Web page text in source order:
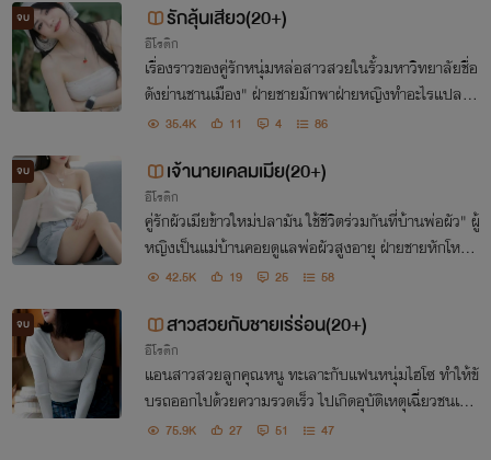
จบ รักลุ้นเสียว(20+)
อีโรติก
เรื่องราวของคู่รักหนุ่มหล่อสาวสวยในรั้วมหาวิทยาลัยชื่อ
ดังย่านชานเมือง" ฝ่ายชายมักพาฝ่ายหญิงทำอะไรแปลกๆ
พิศดารไม่ค่อยเหมือนชาวบ้านชาวช่อง ตอนแรกๆทำเล่น
อบ.
35.4K 11 4 86
จบ เจ้านายเคลมเมีย(20+)
อีโรติก
คู่รักผัวเมียข้าวใหม่ปลามัน ใช้ชีวิตร่วมกันที่บ้านพ่อผัว" ผู้
หญิงเป็นแม่บ้านคอยดูแลพ่อผัวสูงอายุ ฝ่ายชายหักโหม
ทำงานอย่างหนักเพื่อเก็บเงินวางแผนมีลูกกัน แต่แล้วชีวิ
42.5K 19 25 58
จบ สาวสวยกับชายเร่ร่อน(20+)
อีโรติก
แอนสาวสวยลูกคุณหนู ทะเลาะกับแฟนหนุ่มไฮโซ ทำให้ขั
บรถออกไปด้วยความรวดเร็ว ไปเกิดอุบัติเหตุเฉี่ยวชนเข้า
กับชายเร่ร่อน ที่เดินสะพายถุงขยะอยู่จนได้รับบาดเจ็บ ทำ
75.9K 27 51 47